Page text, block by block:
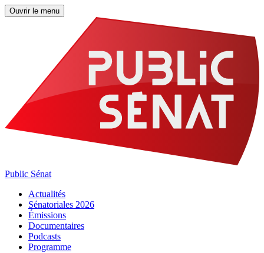
Ouvrir le menu
Public Sénat
Actualités
Sénatoriales 2026
Émissions
Documentaires
Podcasts
Programme